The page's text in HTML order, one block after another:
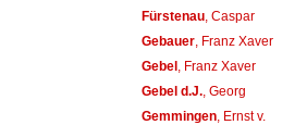
Fürstenau, Caspar
Gebauer, Franz Xaver
Gebel, Franz Xaver
Gebel d.J., Georg
Gemmingen, Ernst v.